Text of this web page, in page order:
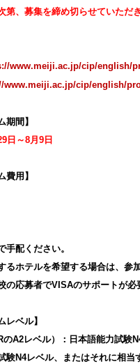
第、募集を締め切らせていただき
www.meiji.ac.jp/cip/english/
www.meiji.ac.jp/cip/english/
期間】
日～8月 9日
費用】
手配ください。
るホテルを希望する場合は、参
の応募者でVISAのサポートが必
レベル】
のA2レベル）：日本語能力試験
験N4レベル、またはそれに相当